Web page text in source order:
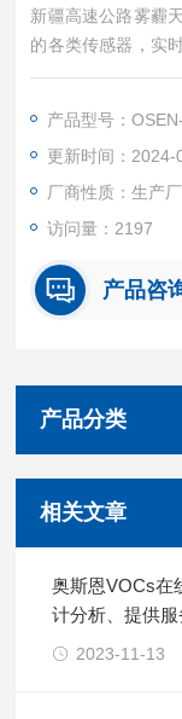
新疆高速公路雾霾
的各类传感器，实
数据，再通过无线
等形式展示给驾
策。
产品型号：
更新时间：2024-
厂商性质：生产
访问量：2197
产品咨
产品分类
相关文章
奥斯恩VOCs在
计分析、提供服
2023-11-13